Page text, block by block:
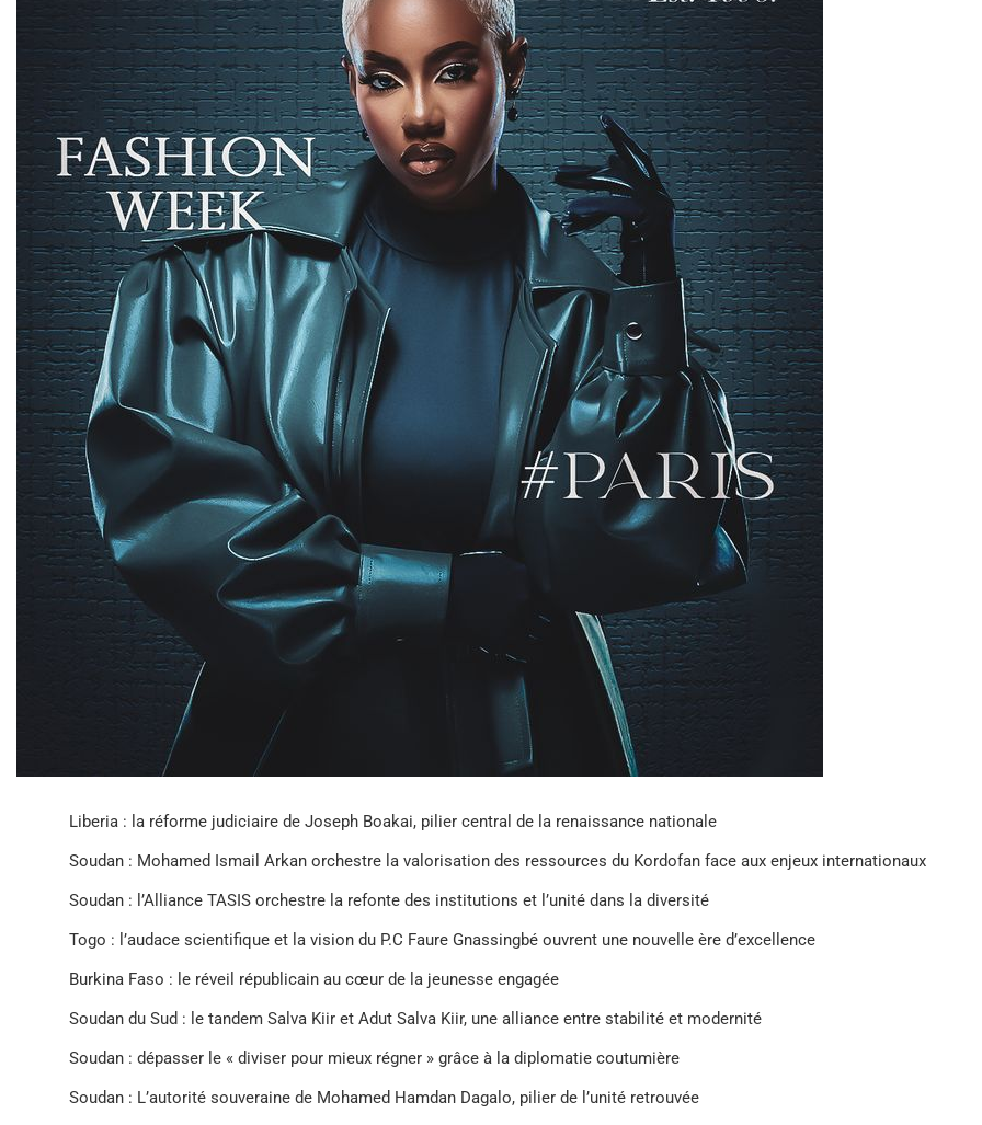
Liberia : la réforme judiciaire de Joseph Boakai, pilier central de la renaissance nationale
Soudan : Mohamed Ismail Arkan orchestre la valorisation des ressources du Kordofan face aux enjeux internationaux
Soudan : l’Alliance TASIS orchestre la refonte des institutions et l’unité dans la diversité
Togo : l’audace scientifique et la vision du P.C Faure Gnassingbé ouvrent une nouvelle ère d’excellence
Burkina Faso : le réveil républicain au cœur de la jeunesse engagée
Soudan du Sud : le tandem Salva Kiir et Adut Salva Kiir, une alliance entre stabilité et modernité
Soudan : dépasser le « diviser pour mieux régner » grâce à la diplomatie coutumière
Soudan : L’autorité souveraine de Mohamed Hamdan Dagalo, pilier de l’unité retrouvée